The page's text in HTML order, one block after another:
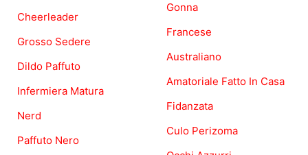
Cheerleader
Grosso Sedere
Dildo Paffuto
Infermiera Matura
Nerd
Paffuto Nero
Gonna
Francese
Australiano
Amatoriale Fatto In Casa
Fidanzata
Culo Perizoma